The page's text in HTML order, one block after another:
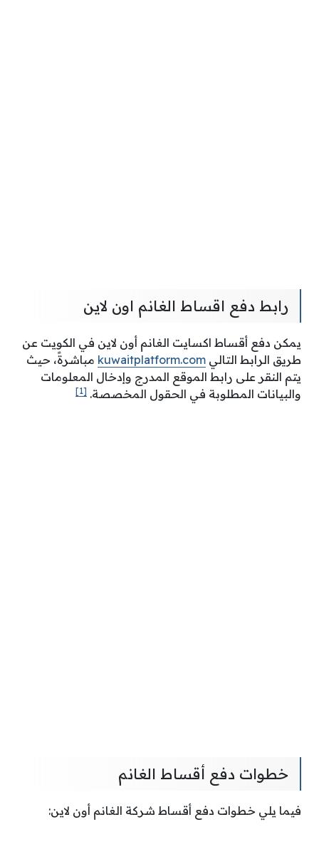
رابط دفع اقساط الغانم اون لاين
يمكن دفع أقساط اكسايت الغانم أون لاين في الكويت عن
طريق الرابط التالي kuwaitplatform.com مباشرةً، حيث
يتم النقر على رابط الموقع المدرج وإدخال المعلومات
والبيانات المطلوبة في الحقول المخصصة. [1]
خطوات دفع أقساط الغانم
فيما يلي خطوات دفع أقساط شركة الغانم أون لاين: